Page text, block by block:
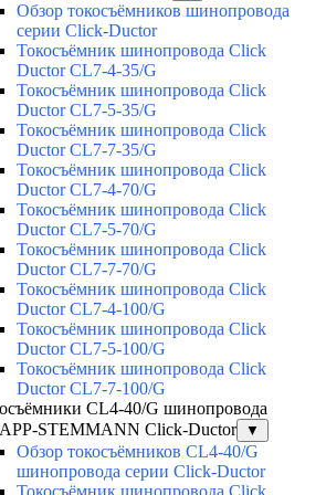
Обзор токосъёмников шинопровода
серии Click-Ductor
Токосъёмник шинопровода Click
Ductor CL7-4-35/G
Токосъёмник шинопровода Click
Ductor CL7-5-35/G
Токосъёмник шинопровода Click
Ductor CL7-7-35/G
Токосъёмник шинопровода Click
Ductor CL7-4-70/G
Токосъёмник шинопровода Click
Ductor CL7-5-70/G
Токосъёмник шинопровода Click
Ductor CL7-7-70/G
Токосъёмник шинопровода Click
Ductor CL7-4-100/G
Токосъёмник шинопровода Click
Ductor CL7-5-100/G
Токосъёмник шинопровода Click
Ductor CL7-7-100/G
СL4-40/G шинопровода
STEMMANN Click-Ductor
▼
Обзор токосъёмников СL4-40/G
шинопровода серии Click-Ductor
Токосъёмник шинопровода Click